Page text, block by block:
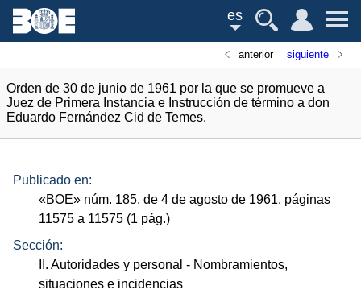
es
anterior siguiente
Orden de 30 de junio de 1961 por la que se promueve a
Juez de Primera Instancia e Instrucción de término a don
Eduardo Fernández Cid de Temes.
Publicado en:
«BOE» núm. 185, de 4 de agosto de 1961, páginas
11575 a 11575 (1 pág.)
Sección:
II. Autoridades y personal - Nombramientos,
situaciones e incidencias